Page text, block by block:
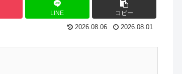
LINE コピー
2026.08.06 2026.08.01